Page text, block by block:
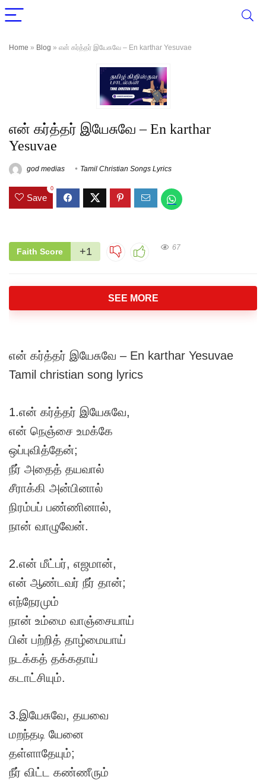
Home » Blog » என் கர்த்தர் இயேசுவே – En karthar Yesuvae
என் கர்த்தர் இயேசுவே – En karthar
Yesuvae
god medias Tamil Christian Songs Lyrics
Save
0
Faith Score +1 67
SEE MORE
என் கர்த்தர் இயேசுவே – En karthar Yesuvae
Tamil christian song lyrics
1.என் கர்த்தர் இயேசுவே,
என் நெஞ்சை உமக்கே
ஒப்புவித்தேன்;
நீர் அதைத் தயவால்
சீராக்கி அன்பினால்
நிரம்பப் பண்ணினால்,
நான் வாழுவேன்.
2.என் மீட்பர், எஜமான்,
என் ஆண்டவர் நீர் தான்;
எந்நேரமும்
நான் உம்மை வாஞ்சையாய்
பின் பற்றித் தாழ்மையாய்
நடக்கத் தக்கதாய்
கடாட்சியும்.
3.இயேசுவே, தயவை
மறந்தடி யேனை
தள்ளாதேயும்;
நீர் விட்ட கண்ணீரும்